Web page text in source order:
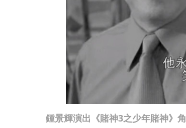
鍾景輝演出《賭神3之少年賭神》